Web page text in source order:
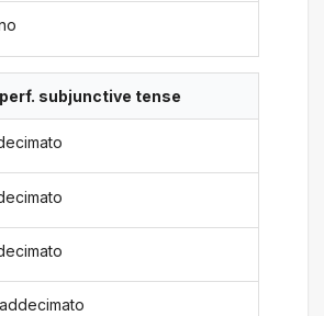
subjunctive tense